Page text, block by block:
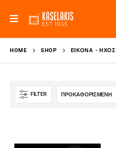
HOME SHOP ΕΙΚΌΝΑ - ΉΧΟΣ
FILTER